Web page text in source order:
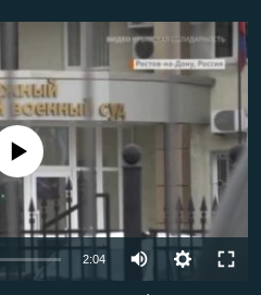
currently available
2:04
240p